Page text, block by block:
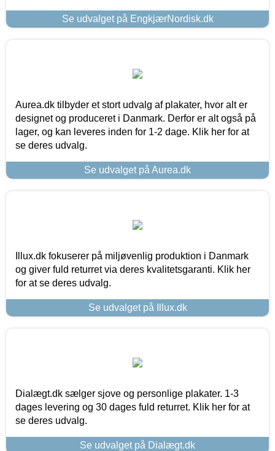
Se udvalget på EngkjærNordisk.dk
Aurea.dk tilbyder et stort udvalg af plakater, hvor alt er
designet og produceret i Danmark. Derfor er alt også på
lager, og kan leveres inden for 1-2 dage. Klik her for at
se deres udvalg.
Se udvalget på Aurea.dk
Illux.dk fokuserer på miljøvenlig produktion i Danmark
og giver fuld returret via deres kvalitetsgaranti. Klik her
for at se deres udvalg.
Se udvalget på Illux.dk
Dialægt.dk sælger sjove og personlige plakater. 1-3
dages levering og 30 dages fuld returret. Klik her for at
se deres udvalg.
Se udvalget på Dialægt.dk